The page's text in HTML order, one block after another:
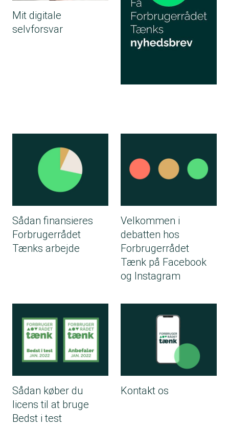
Mit digitale
selvforsvar
Sådan finansieres
Forbrugerrådet
Tænks arbejde
Velkommen i
debatten hos
Forbrugerrådet
Tænk på Facebook
og Instagram
Sådan køber du
licens til at bruge
Bedst i test
Kontakt os